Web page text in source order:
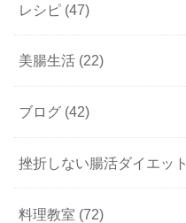
レシピ (47)
美腸生活 (22)
ブログ (42)
挫折しない腸活ダイエット
料理教室 (72)